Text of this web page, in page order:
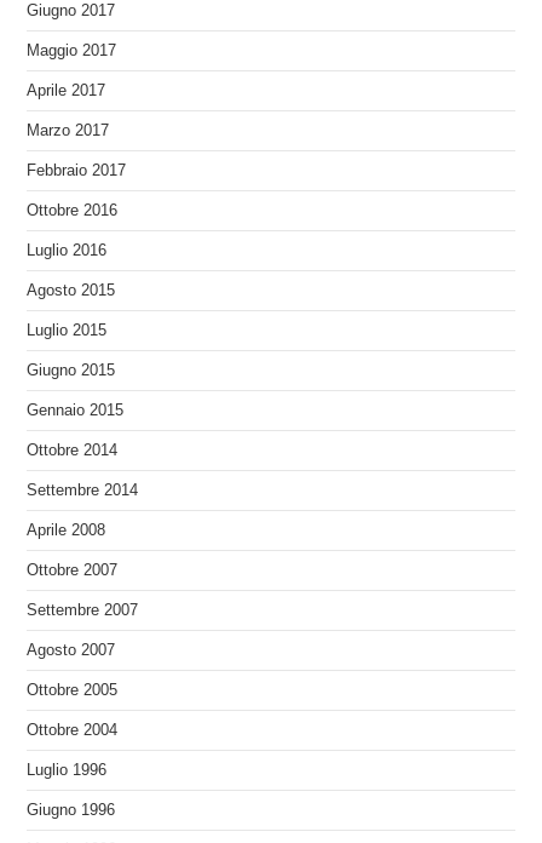
Giugno 2017
Maggio 2017
Aprile 2017
Marzo 2017
Febbraio 2017
Ottobre 2016
Luglio 2016
Agosto 2015
Luglio 2015
Giugno 2015
Gennaio 2015
Ottobre 2014
Settembre 2014
Aprile 2008
Ottobre 2007
Settembre 2007
Agosto 2007
Ottobre 2005
Ottobre 2004
Luglio 1996
Giugno 1996